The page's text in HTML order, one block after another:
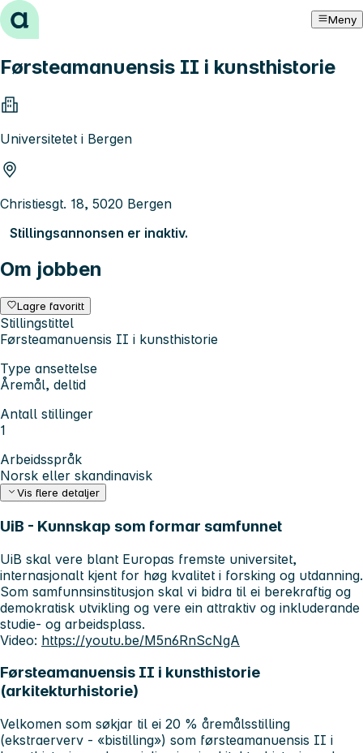
Hopp til innhold Meny
Førsteamanuensis II i kunsthistorie
Universitetet i Bergen
Christiesgt. 18, 5020 Bergen
Stillingsannonsen er inaktiv.
Om jobben
Lagre favoritt
Stillingstittel
Førsteamanuensis II i kunsthistorie
Type ansettelse
Åremål, deltid
Antall stillinger
1
Arbeidsspråk
Norsk eller skandinavisk
Vis flere detaljer
UiB - Kunnskap som formar samfunnet
UiB skal vere blant Europas fremste universitet,
internasjonalt kjent for høg kvalitet i forsking og utdanning.
Som samfunnsinstitusjon skal vi bidra til ei berekraftig og
demokratisk utvikling og vere ein attraktiv og inkluderande
studie- og arbeidsplass.
Video: https://youtu.be/M5n6RnScNgA
Førsteamanuensis II i kunsthistorie
(arkitekturhistorie)
Velkomen som søkjar til ei 20 % åremålsstilling
(ekstraerverv - «bistilling») som førsteamanuensis II i